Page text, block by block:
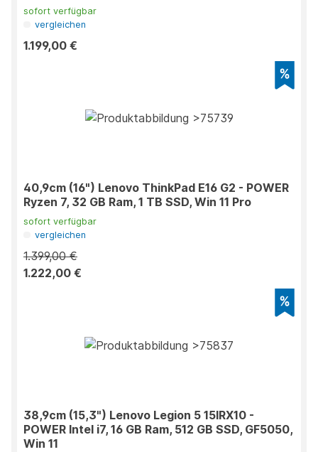
sofort verfügbar
vergleichen
1.199,00 €
40,9cm (16") Lenovo ThinkPad E16 G2 - POWER
Ryzen 7, 32 GB Ram, 1 TB SSD, Win 11 Pro
sofort verfügbar
vergleichen
1.399,00 €
1.222,00 €
38,9cm (15,3") Lenovo Legion 5 15IRX10 -
POWER Intel i7, 16 GB Ram, 512 GB SSD, GF5050,
Win 11